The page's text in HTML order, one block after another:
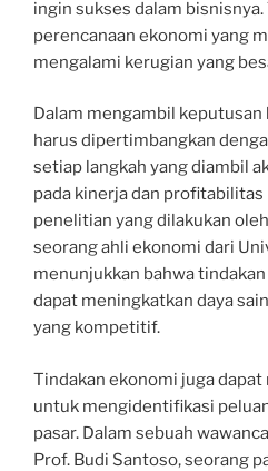
ingin sukses dalam bisnisnya.
perencanaan ekonomi yang
mengalami kerugian yang
Dalam mengambil
harus dipertimbangkan
setiap langkah yang diambil
pada kinerja dan profitabilitas
penelitian yang dilakukan
seorang ahli ekonomi dari
menunjukkan bahwa
dapat meningkatkan daya
yang kompetitif.
Tindakan ekonomi juga
untuk mengidentifikasi
pasar. Dalam sebuah
Prof. Budi Santoso, seorang